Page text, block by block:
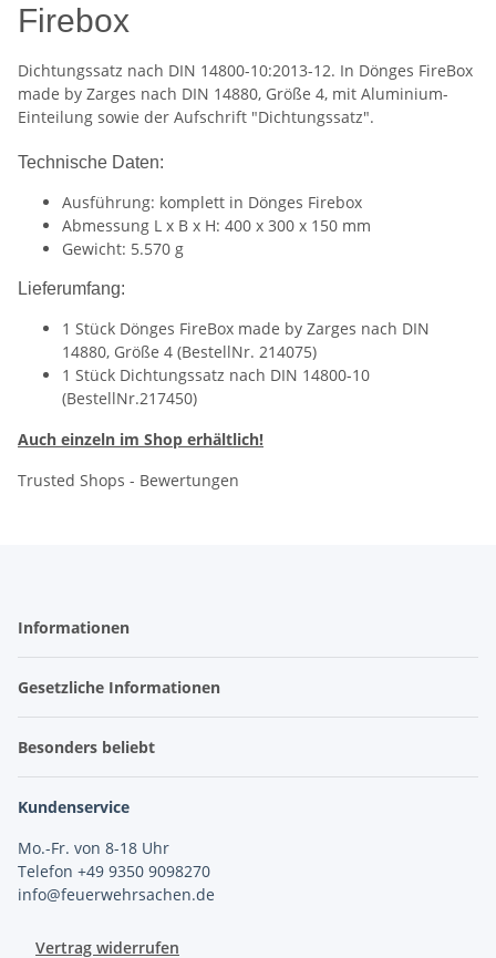
Firebox
Dichtungssatz nach DIN 14800-10:2013-12. In Dönges FireBox
made by Zarges nach DIN 14880, Größe 4, mit Aluminium-
Einteilung sowie der Aufschrift "Dichtungssatz".
Technische Daten:
Ausführung: komplett in Dönges Firebox
Abmessung L x B x H: 400 x 300 x 150 mm
Gewicht: 5.570 g
Lieferumfang:
1 Stück Dönges FireBox made by Zarges nach DIN
14880, Größe 4 (BestellNr. 214075)
1 Stück Dichtungssatz nach DIN 14800-10
(BestellNr.217450)
Auch einzeln im Shop erhältlich!
Trusted Shops - Bewertungen
Informationen
Gesetzliche Informationen
Besonders beliebt
Kundenservice
Mo.-Fr. von 8-18 Uhr
Telefon +49 9350 9098270
info@feuerwehrsachen.de
Vertrag widerrufen